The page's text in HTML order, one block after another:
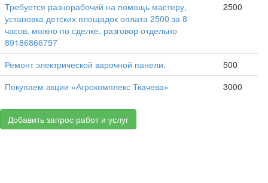
Требуется разнорабочий на помощь мастеру,
установка детских площадок оплата 2500 за 8
часов, можно по сделке, разговор отдельно
89186866757
2500
Ремонт электрической варочной панели.
500
Покупаем акции «Агрокомплекс Ткачева»
3000
Добавить запрос работ и услуг